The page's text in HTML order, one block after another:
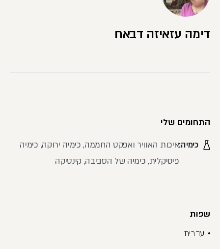
דימה עזאיזה דבאח
התחומים שלי
כימיה:איכות האוויר ואפקט החממה, כימיה ירוקה, כימיה
פיסיקלית, כימיה של הסביבה, קינטיקה
שפות
עברית